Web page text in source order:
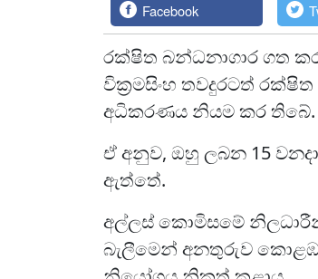
Facebook
රක්ෂිත බන්ධනාගාර ගත
වික්‍රමසිංහ තවදුරටත්
අධිකරණය නියම කර තිබේ.
ඒ අනුව, ඔහු ලබන 15
ඇත්තේ.
අල්ලස් කොමිසමේ
බැලීමෙන් අනතුරුව කොළඹ